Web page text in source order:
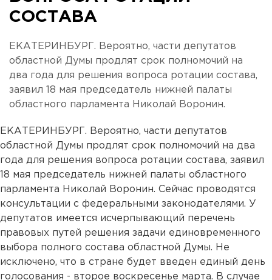
СОСТАВА
ЕКАТЕРИНБУРГ. Вероятно, части депутатов
областной Думы продлят срок полномочий на
два года для решения вопроса ротации состава,
заявил 18 мая председатель нижней палаты
областного парламента Николай Воронин.
ЕКАТЕРИНБУРГ. Вероятно, части депутатов
областной Думы продлят срок полномочий на два
года для решения вопроса ротации состава, заявил
18 мая председатель нижней палаты областного
парламента Николай Воронин. Сейчас проводятся
консультации с федеральными законодателями. У
депутатов имеется исчерпывающий перечень
правовых путей решения задачи единовременного
выбора полного состава областной Думы. Не
исключено, что в стране будет введен единый день
голосования - второе воскресенье марта. В случае